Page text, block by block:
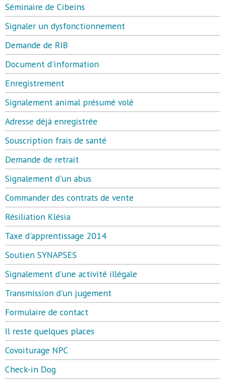
Séminaire de Cibeins
Signaler un dysfonctionnement
Demande de RIB
Document d'information
Enregistrement
Signalement animal présumé volé
Adresse déjà enregistrée
Souscription frais de santé
Demande de retrait
Signalement d'un abus
Commander des contrats de vente
Résiliation Klésia
Taxe d'apprentissage 2014
Soutien SYNAPSES
Signalement d'une activité illégale
Transmission d'un jugement
Formulaire de contact
Il reste quelques places
Covoiturage NPC
Check-in Dog